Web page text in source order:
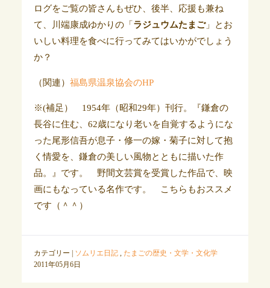
ログをご覧の皆さんもぜひ、後半、応援も兼ね
て、川端康成ゆかりの「 ラジュウムたまご」とお
いしい料理を食べに行ってみてはいかがでしょう
か？
（関連） 福島県温泉協会のHP
※(補足） 1954年（昭和29年）刊行。『鎌倉の
長谷に住む、62歳になり老いを自覚するようにな
った尾形信吾が息子・修一の嫁・菊子に対して抱
く情愛を、鎌倉の美しい風物とともに描いた作
品。』です。 野間文芸賞を受賞した作品で、映
画にもなっている名作です。 こちらもおススメ
です（＾＾）
カテゴリー | ソムリエ日記, たまごの歴史・文学・文化学
2011年05月6日